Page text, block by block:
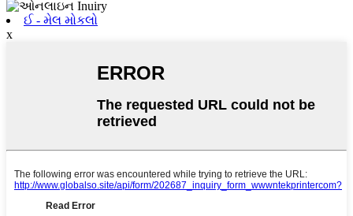
ઈ - મેલ મોકલો
x